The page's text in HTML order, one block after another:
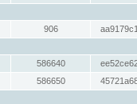
906
586640
586650